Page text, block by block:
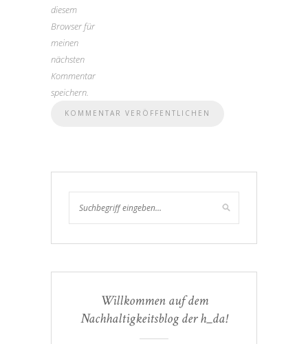
diesem
Browser für
meinen
nächsten
Kommentar
speichern.
Willkommen auf dem
Nachhaltigkeitsblog der h_da!